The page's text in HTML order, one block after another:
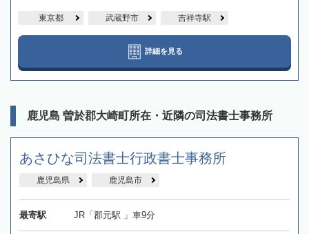
東京都 武蔵野市 吉祥寺駅
詳細を見る
鹿児島 曽於郡大崎町所在・近隣の司法書士事務所
あさひな司法書士行政書士事務所
鹿児島県 鹿児島市
最寄駅 JR「郡元駅 」車9分